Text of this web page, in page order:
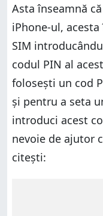
Asta înseamnă
iPhone-ul,
SIM
codul PIN al
folosești un cod
și pentru a seta
introduci acest
nevoie de ajutor
citești: